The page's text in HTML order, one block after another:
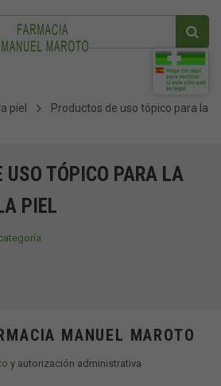
piel
Productos de uso tópico para la
USO TÓPICO PARA LA
PIEL
MANUEL MAROTO
y autorización administrativa